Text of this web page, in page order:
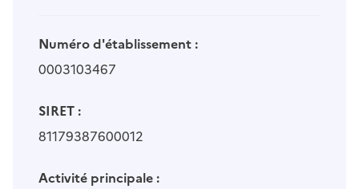
Numéro d'établissement :
0003103467
SIRET :
81179387600012
Activité principale :